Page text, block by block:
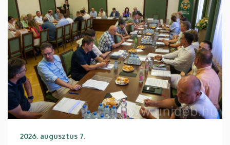
2026. augusztus 7.